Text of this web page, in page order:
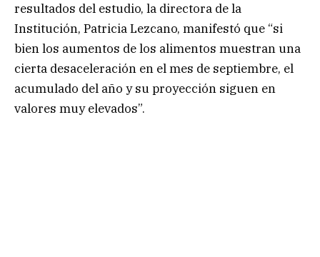
resultados del estudio, la directora de la
Institución, Patricia Lezcano, manifestó que “si
bien los aumentos de los alimentos muestran una
cierta desaceleración en el mes de septiembre, el
acumulado del año y su proyección siguen en
valores muy elevados”.